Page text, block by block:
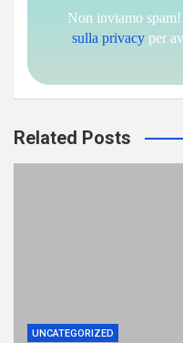
Non inviamo
sulla privacy per
Related Posts
UNCATEGORIZED